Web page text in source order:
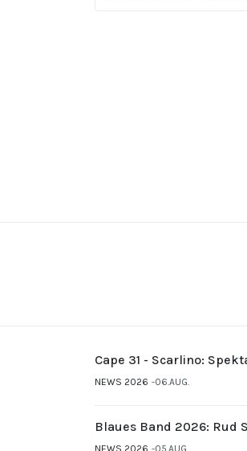
Cape 31 - Scarlino:
NEWS 2026 06.AUG.
Blaues Band 2026: Rud